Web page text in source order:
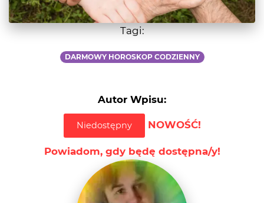
Tagi:
DARMOWY HOROSKOP CODZIENNY
Autor Wpisu:
Niedostępny NOWOŚĆ!
Powiadom, gdy będę dostępna/y!